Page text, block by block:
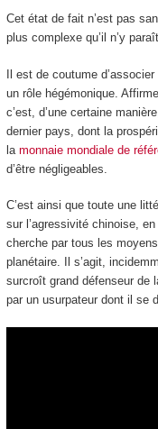
Cet état de fait n’est pas
plus complexe qu’il n’y
Il est de coutume
un rôle hégémonique.
c’est, d’une certaine
dernier pays, dont la
la monnaie mondiale de
d’être négligeables.
C’est ainsi que toute une
sur l’agressivité chinoise,
cherche par tous les
planétaire. Il s’agit,
surcroît grand défenseur de
par un usurpateur dont il se